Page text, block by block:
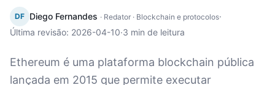
DF Diego Fernandes · Redator · Blockchain e protocolos·
Última revisão: 2026-04-10·3 min de leitura
Ethereum é uma plataforma blockchain pública
lançada em 2015 que permite executar